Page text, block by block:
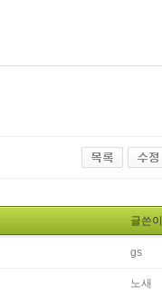
글쓴이
gs
노새